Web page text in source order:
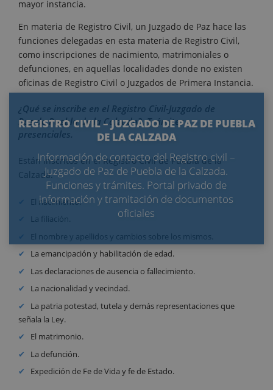
REGISTRO CIVIL – JUZGADO DE PAZ DE PUEBLA
DE LA CALZADA
Información de contacto del Registro civil –
Juzgado de Paz de Puebla de la Calzada.
Funciones y trámites. Portal privado de
información y tramitación de documentos
oficiales
mayor instancia.
En materia de Registro Civil, un Juzgado de Paz hace las
funciones delegadas en esta materia de Registro Civil,
como inscripciones de nacimiento, matrimoniales o
defunciones, en aquellas localidades donde no existen
oficinas de Registro Civil o Juzgados de Primera Instancia.
¿Qué se inscribe en el Registro Civil-Juzgado de
Paz de Puebla de la Calzada?. Trámites
presenciales.
Están inscritos en el Registro Civil de Puebla de la
Calzada:
El nacimiento.
La filiación.
El nombre y apellidos y cambios sobre los mismos.
La emancipación y habilitación de edad.
Las declaraciones de ausencia o fallecimiento.
La nacionalidad y vecindad.
La patria potestad, tutela y demás representaciones que
señala la Ley.
El matrimonio.
La defunción.
Expedición de Fe de Vida y fe de Estado.